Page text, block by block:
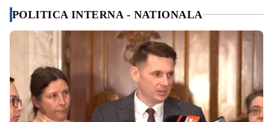
POLITICA INTERNA - NATIONALA